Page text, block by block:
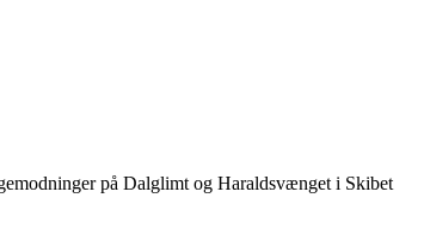
på Dalglimt og Haraldsvænget i Skibet